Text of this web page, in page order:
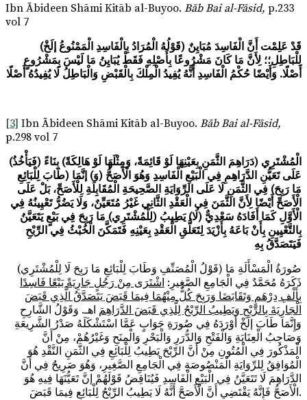
Ibn Ābideen Shāmi Kitāb al-Buyoo. Bāb Bai al-Fāsid, p.233
vol 7
(قَوْلُهُ الْمُرَادُ بِالْفَاسِدِ الْمَمْنُوعُ إلَخْ) قَدْ عَلِمْت أَنَّ الْفَاسِدَ مُبَايِنٌ
لِلْبَاطِلِ؛؛ لِأَنَّ مَا كَانَ مَشْرُوعًا بِأَصْلِهِ فَقَطْ يُبَايِنُ مَا لَيْسَ بِمَشْرُوعٍ
أَصْلًا. وَأَيْضًا حُكْمُ الْفَاسِدِ أَنَّهُ يُفِيدُ الْمِلْكَ بِالْقَبْضِ وَالْبَاطِلُ لَا يُفِيدُهُ أَصْلًا
[3] Ibn Ābideen Shāmi Kitāb al-Buyoo. Bāb Bai al-Fāsid,
p.298 vol 7
(فَيَأْخُذُ) الْمُشْتَرِي (دَرَاهِمَ الثَّمَنِ بِعَيْنِهَا لَوْ قَائِمَةً، وَمِثْلَهَا لَوْ هَالِكَةً) بِنَاءً
عَلَى تَعَيُّنِ الدَّرَاهِمِ فِي الْبَيْعِ الْفَاسِدِ وَهُوَ الْأَصَحُّ (وَ) إنَّمَا (طَابَ لِلْبَائِعِ
مَا رَبِحَ) فِي الثَّمَنِ لَا عَلَى الرِّوَايَةِ الصَّحِيحَةِ الْمُقَابِلَةِ لِلْأَصَحِّ، بَلْ عَلَى
الْأَصَحِّ أَيْضًا لِأَنَّ الثَّمَنَ فِي الْعَقْدِ الثَّانِي غَيْرُ مُتَعَيِّنٌ، وَلَا يَضُرُّ تَعْيِينُهُ فِي
الْأَوَّلِ كَمَا أَفَادَهُ سَعْدِيٌّ (لَا) يَطِيبُ (لِلْمُشْتَرِي) مَا رَبِحَ فِي بَيْعٍ يَتَعَيَّنُ
بِالتَّعْيِينِ بِأَنْ بَاعَهُ بِأَزْيَدَ لِتَعَلُّقِ الْعَقْدِ بِعَيْنِهِ فَتَمَكَّنَ الْخُبْثُ فِي الرِّبْحِ
فَيَتَصَدَّقُ بِهِ
(قَوْلُ الْمُصَنِّفِ وَطَابَ لِلْبَائِعِ مَا رَبِحَ لَا لِلْمُشْتَرِي) صُورَةُ الْمَسْأَلَةِ مَا
ذَكَرَهُ مُحَمَّدٌ فِي الْجَامِعِ الصَّغِيرِ: اشْتَرَى مِنْ رَجُلٍ جَارِيَةً بَيْعًا فَاسِدًا
بِأَلْفِ دِرْهَمٍ وَتَقَابَضَا وَرَبِحَ كُلٌّ مِنْهُمَا فِيمَا قَبَضَ يَتَصَدَّقُ الَّذِي قَبَضَ
الْجَارِيَةَ بِالرِّبْحِ وَيَطِيبُ الرِّبْحُ لِلَّذِي قَبَضَ الدَّرَاهِمَ اهـ. وَقَوْلُ الشَّارِحِ
وَإِنَّمَا طَابَ إلَخْ أَوْرَدَهُ فِي صُورَةِ جَوَابٍ عَمَّا اسْتَشْكَلَهُ صَدْرُ الشَّرِيعَةِ
وَصَاحِبُ الْعِنَايَةِ وَالْفَتْحِ وَالدُّرَرِ وَالْبَحْرِ وَالْمِنَحِ وَغَيْرُهُمْ، مِنْ أَنَّ
الْمَذْكُورَ فِي الْمُتُونِ مِنْ أَنَّ الرِّبْحَ يَطِيبُ لِلْبَائِعِ فِي الثَّمَنِ النَّقْدِ هُوَ
الْمُوَافِقُ لِلرِّوَايَةِ الْمَنْصُوصَةِ فِي الْجَامِعِ الصَّغِيرِ، وَهُوَ صَرِيحٌ فِي أَنَّ
الدَّرَاهِمَ لَا تَتَعَيَّنُ فِي الْبَيْعِ الْفَاسِدِ فَيُنَاقِضُ قَوْلَهُمْ إنَّ تَعَيُّنَهَا فِيهِ هُوَ
الْأَصَحُّ فَإِنَّهُ يَقْتَضِي أَنَّ الْأَصَحَّ أَنَّهُ لَا يَطِيبُ الرِّبْحُ لِلْبَائِعِ فِيمَا قَبَضَ.